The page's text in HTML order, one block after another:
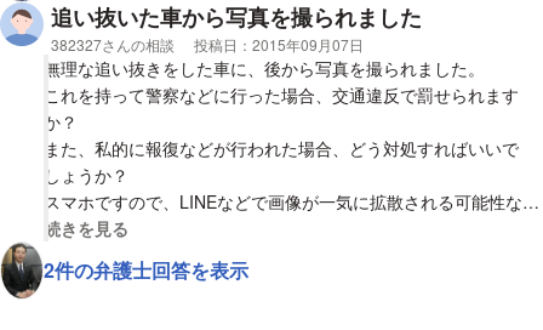
追い抜いた車から写真を撮られました
相談者
382327さんの相談 投稿日： 2015年09月07日
無理な追い抜きをした車に、後から写真を撮られました。
これを持って警察などに行った場合、交通違反で罰せられます
か？
また、私的に報復などが行われた場合、どう対処すればいいで
しょうか？
スマホですので、LINEなどで画像が一気に拡散される可能性など
考えると怖いです。
視覚的に省略された相談全文の
続きを見る
2件の弁護士回答を表示